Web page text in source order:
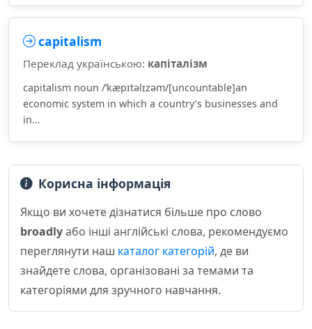
capitalism
Переклад українською: капіталізм
capitalism noun /ˈkæpɪtəlɪzəm/[uncountable]an
economic system in which a country’s businesses and
in...
Корисна інформація
Якщо ви хочете дізнатися більше про слово
broadlyабо інші англійські слова, рекомендуємо
переглянути наш каталог категорій, де ви
знайдете слова, організовані за темами та
категоріями для зручного навчання.